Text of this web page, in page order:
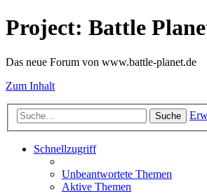
Project: Battle
Das neue Forum von www.battle-planet.de
Zum Inhalt
Suche
Schnellzugriff
Unbeantwortete Themen
Aktive Themen